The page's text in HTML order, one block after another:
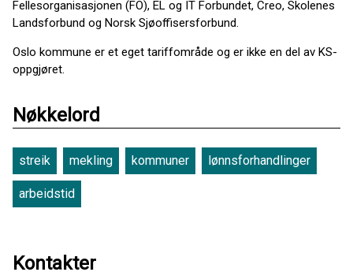
Fellesorganisasjonen (FO), EL og IT Forbundet, Creo, Skolenes
Landsforbund og Norsk Sjøoffisersforbund.
Oslo kommune er et eget tariffområde og er ikke en del av KS-
oppgjøret.
Nøkkelord
streik mekling kommuner lønnsforhandlinger
arbeidstid
Kontakter